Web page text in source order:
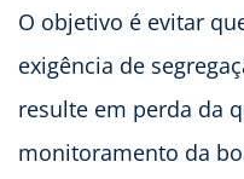
O objetivo é evitar
exigência de
resulte em perda da
monitoramento da